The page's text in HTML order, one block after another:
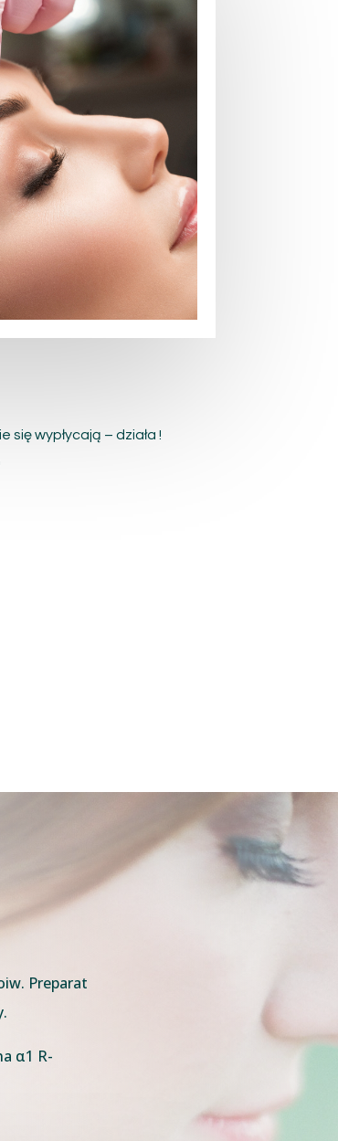
się wypłycają – działa !
Preparat
α1 R-